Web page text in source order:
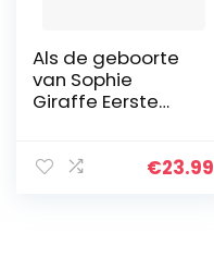
Als de geboorte
van Sophie
Giraffe Eerste
€23.99